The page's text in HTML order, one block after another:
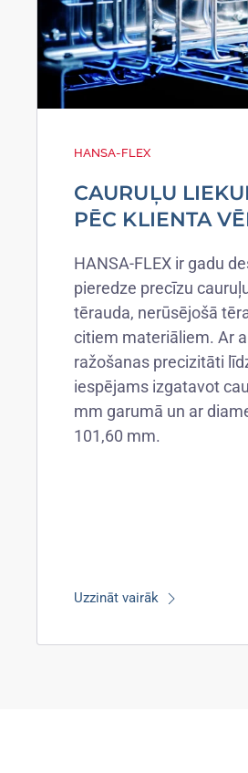
HANSA-FLEX
CAURUĻU
PĒC KLIENTA
HANSA-FLEX ir gadu
pieredze precīzu
tērauda, nerūsējošā
citiem materiāliem. Ar
ražošanas precizitāti
iespējams izgatavot
mm garumā un ar
101,60 mm.
Uzzināt vairāk